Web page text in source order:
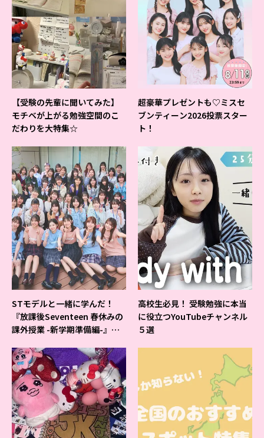
【受験の先輩に聞いてみた】
モチベが上がる勉強空間のこ
だわりを大特集☆
超豪華プレゼントも♡ミスセ
ブンティーン2026投票スター
ト！
STモデルと一緒に学んだ！
『放課後Seventeen 春休みの
課外授業 -新学期準備編-』イ
高校生必見！ 受験勉強に本当
に役立つYouTubeチャンネル
５選